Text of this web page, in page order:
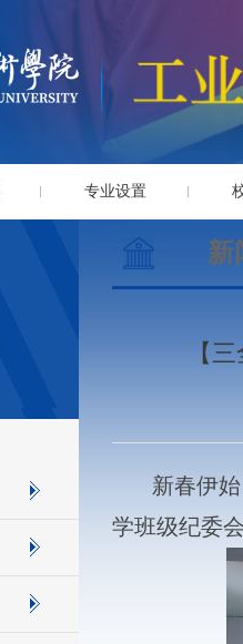
专业设置
新
【
新春伊
学班级纪委